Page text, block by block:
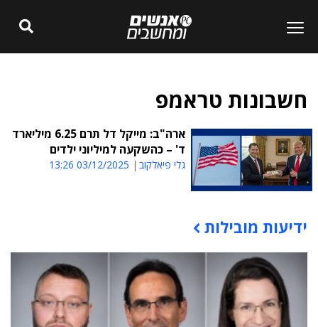
חשבונות טראמפ
ארה"ב: מייקל דל תרם 6.25 מיליארד
ד' – כהשקעה למיליוני ילדים
גלי פיאלקוב 03/12/2025 13:26
תוכן פרסומי
ידיעות מובילות